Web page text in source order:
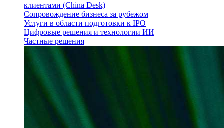
клиентами (China Desk)
Сопровождение бизнеса за рубежом
Услуги в области подготовки к IPO
Цифровые решения и технологии ИИ
Частные решения